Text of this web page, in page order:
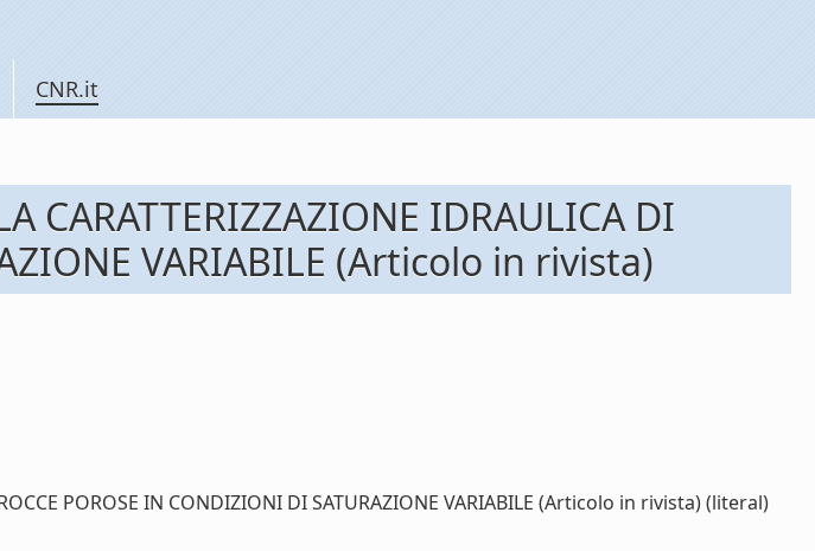
CNR.it
CARATTERIZZAZIONE IDRAULICA DI
VARIABILE (Articolo in rivista)
POROSE IN CONDIZIONI DI SATURAZIONE VARIABILE (Articolo in rivista) (literal)